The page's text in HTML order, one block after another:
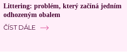
Littering: problém, který začíná jedním
odhozeným obalem
ČÍST DÁLE